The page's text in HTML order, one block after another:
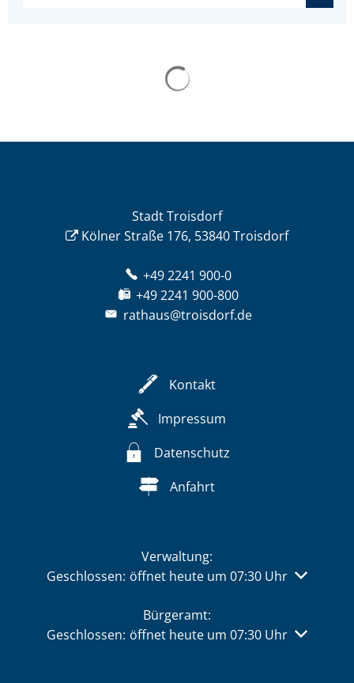
Stadt Troisdorf
Kölner Straße 176, 53840 Troisdorf
+49 2241 900-0
+49 2241 900-800
rathaus@troisdorf.de
Kontakt
Impressum
Datenschutz
Anfahrt
Verwaltung:
Klicken, um weitere Öffnungs- oder Schließzeiten
Geschlossen: öffnet heute um 07:30 Uhr
Bürgeramt:
Klicken, um weitere Öffnungs- oder Schließzeiten
Geschlossen: öffnet heute um 07:30 Uhr